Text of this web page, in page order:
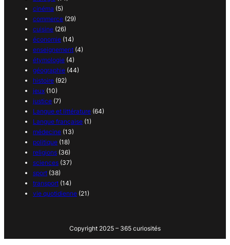
cinéma (5)
commerce (29)
cuisine (26)
économie (14)
enseignement (4)
étymologie (4)
géographie (44)
histoire (92)
jeux (10)
justice (7)
Langue et littérature (64)
Langue française (1)
médecine (13)
politique (18)
religions (36)
sciences (37)
sport (38)
transport (14)
vie quotidienne (21)
Copyright 2025 – 365 curiosités